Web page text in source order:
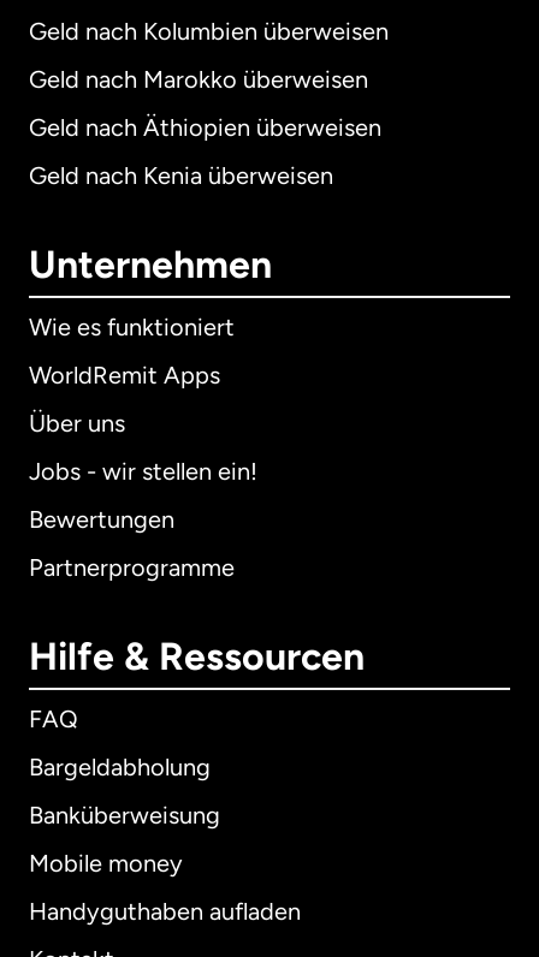
Geld nach Kolumbien überweisen
Geld nach Marokko überweisen
Geld nach Äthiopien überweisen
Geld nach Kenia überweisen
Unternehmen
Wie es funktioniert
WorldRemit Apps
Über uns
Jobs - wir stellen ein!
Bewertungen
Partnerprogramme
Hilfe & Ressourcen
FAQ
Bargeldabholung
Banküberweisung
Mobile money
Handyguthaben aufladen